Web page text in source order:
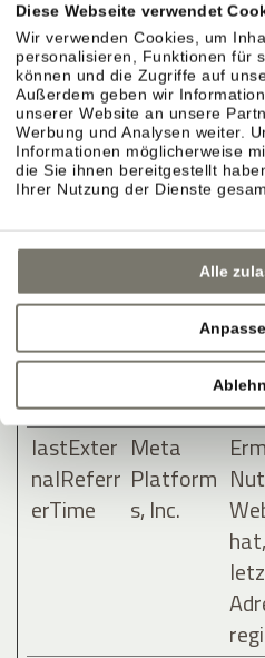
Diese Webseite verwendet
Wir verwenden Cookies, um
personalisieren, Funktionen für
können und die Zugriffe auf
Außerdem geben wir
unserer Website an unsere
Werbung und Analysen weiter.
Informationen möglicherweise
die Sie ihnen bereitgestellt
Ihrer Nutzung der Dienste
Alle
nalReferr Platform
lastExter
nalReferr
erTime
Meta
Platform
s, Inc.